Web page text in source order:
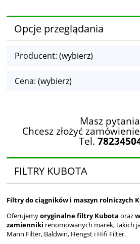
Opcje przeglądania
Producent: (wybierz)
Cena: (wybierz)
Masz
Chcesz złożyć
Tel.
FILTRY KUBOTA
Filtry do ciągników i maszyn rolniczych
Oferujemyoryginalne filtry Kubota oraz
zamienniki renomowanych marek, takich
Mann Filter, Baldwin, Hengst i Hifi Filter.